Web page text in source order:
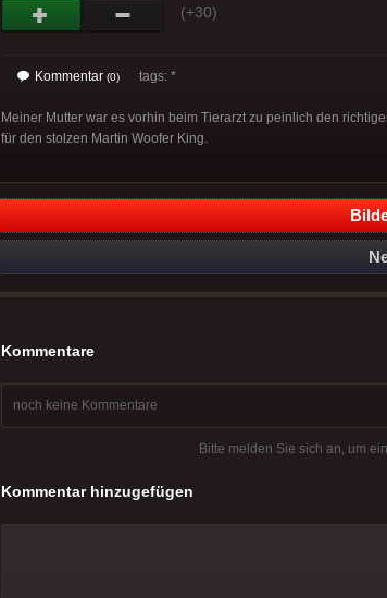
(+30)
Kommentar (0) tags: *
Meiner Mutter war es vorhin beim Tierarzt zu peinlich den
für den stolzen Martin Woofer King.
Kommentare
noch keine Kommentare
Bitte melden Sie sich an, um
Kommentar hinzugefügen